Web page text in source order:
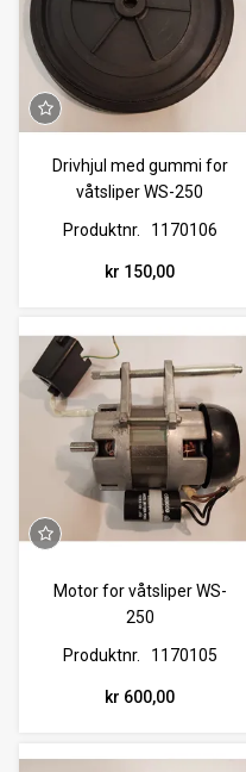
Drivhjul med gummi for
våtsliper WS-250
Produktnr.
1170106
kr 150,00
Motor for våtsliper WS-
250
Produktnr.
1170105
kr 600,00